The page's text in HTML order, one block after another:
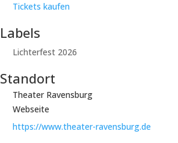
Tickets kaufen
Labels
Lichterfest 2026
Standort
Theater Ravensburg
Webseite
https://www.theater-ravensburg.de